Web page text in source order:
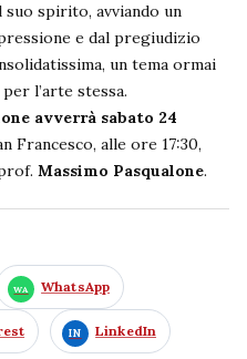
suo spirito, avviando un
e dal pregiudizio
un tema ormai
l’arte stessa.
avverrà sabato 24
Francesco, alle ore 17:30,
Massimo Pasqualone.
WhatsApp
LinkedIn